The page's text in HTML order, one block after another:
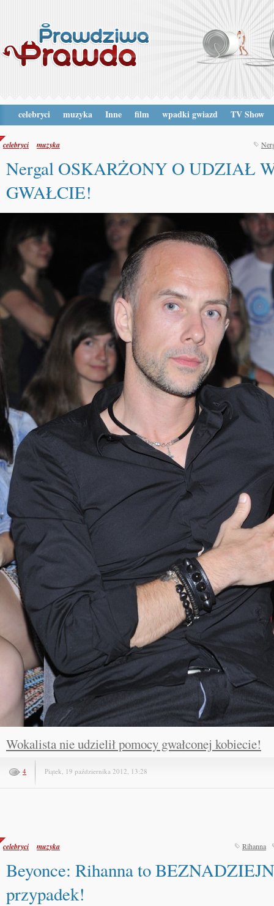
celebryci muzyka Inne film wpadki gwiazd TV Show
celebryci muzyka
Nergal OSKARŻONY O UDZIAŁ
GWAŁCIE!
Wokalista nie udzielił pomocy gwałconej kobiecie!
4 Piątek, 19 października 2012, 13:28
celebryci muzyka Rihanna
Beyonce: Rihanna to
przypadek!